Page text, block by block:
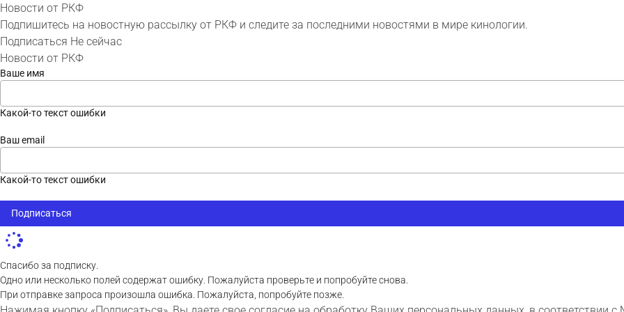
Новости от РКФ
Подпишитесь на новостную рассылку от РКФ и следите за последними новостями в мире кинологии.
Подписаться Не сейчас
Новости от РКФ
Ваше имя
Какой-то текст ошибки
Ваш email
Какой-то текст ошибки
Подписаться
Спасибо за подписку.
Одно или несколько полей содержат ошибку. Пожалуйста проверьте и попробуйте снова.
При отправке запроса произошла ошибка. Пожалуйста, попробуйте позже.